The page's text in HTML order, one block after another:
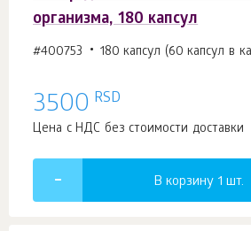
организма, 180 капсул
#400753 180 капсул (60 капсул в
3500 RSD
Цена с НДС без стоимости доставки
В корзину 1 шт.